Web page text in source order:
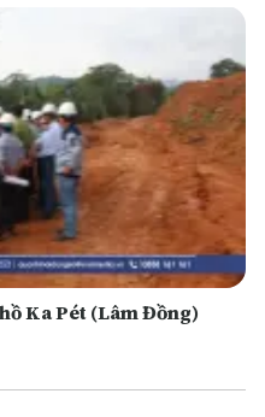
Ka Pét (Lâm Đồng)